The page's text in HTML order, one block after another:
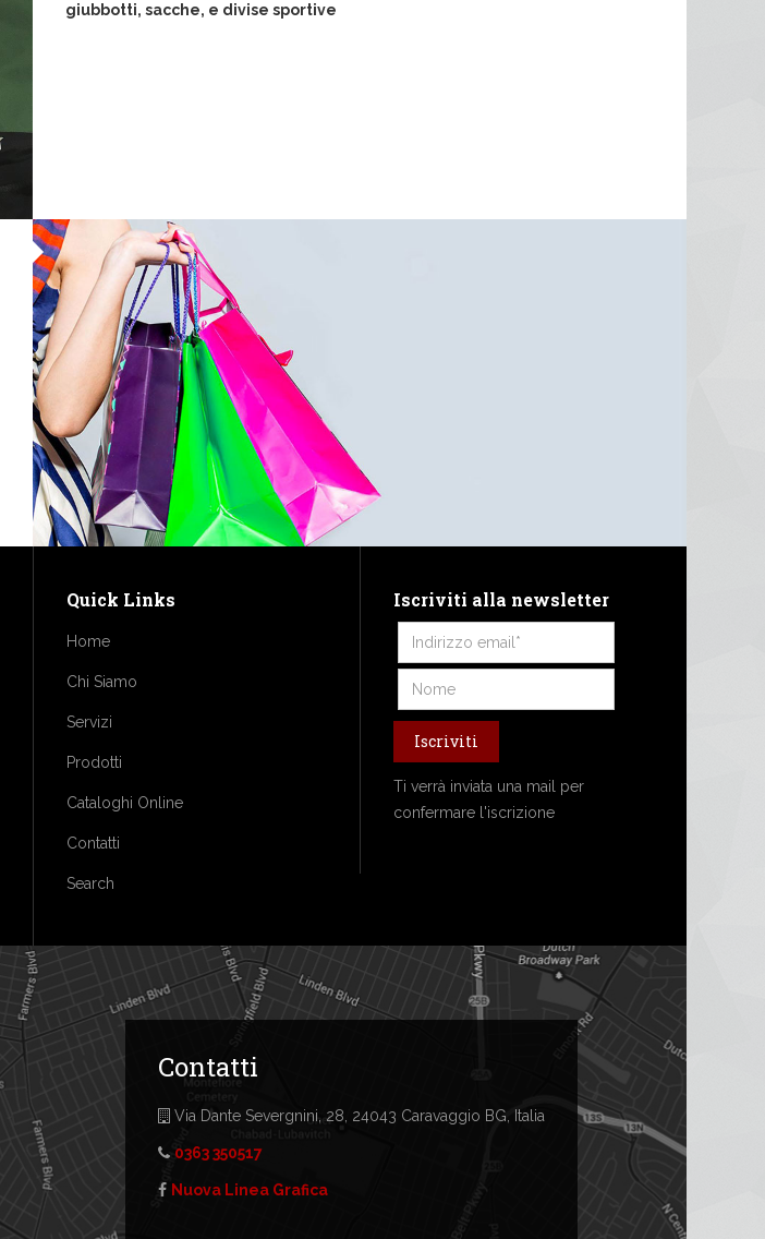
giubbotti, sacche, e divise sportive
Quick Links
Home
Chi Siamo
Servizi
Prodotti
Cataloghi Online
Contatti
Search
Iscriviti alla newsletter
Iscriviti
Ti verrà inviata una mail per
confermare l'iscrizione
Contatti
Via Dante Severgnini, 28, 24043 Caravaggio BG, Italia
0363 350517
Nuova Linea Grafica